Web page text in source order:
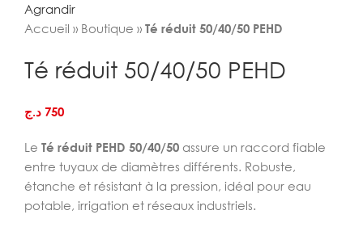
Agrandir
Accueil » Boutique » Té réduit 50/40/50 PEHD
Té réduit 50/40/50 PEHD
750 د.ج
Le Té réduit PEHD 50/40/50 assure un raccord fiable
entre tuyaux de diamètres différents. Robuste,
étanche et résistant à la pression, idéal pour eau
potable, irrigation et réseaux industriels.